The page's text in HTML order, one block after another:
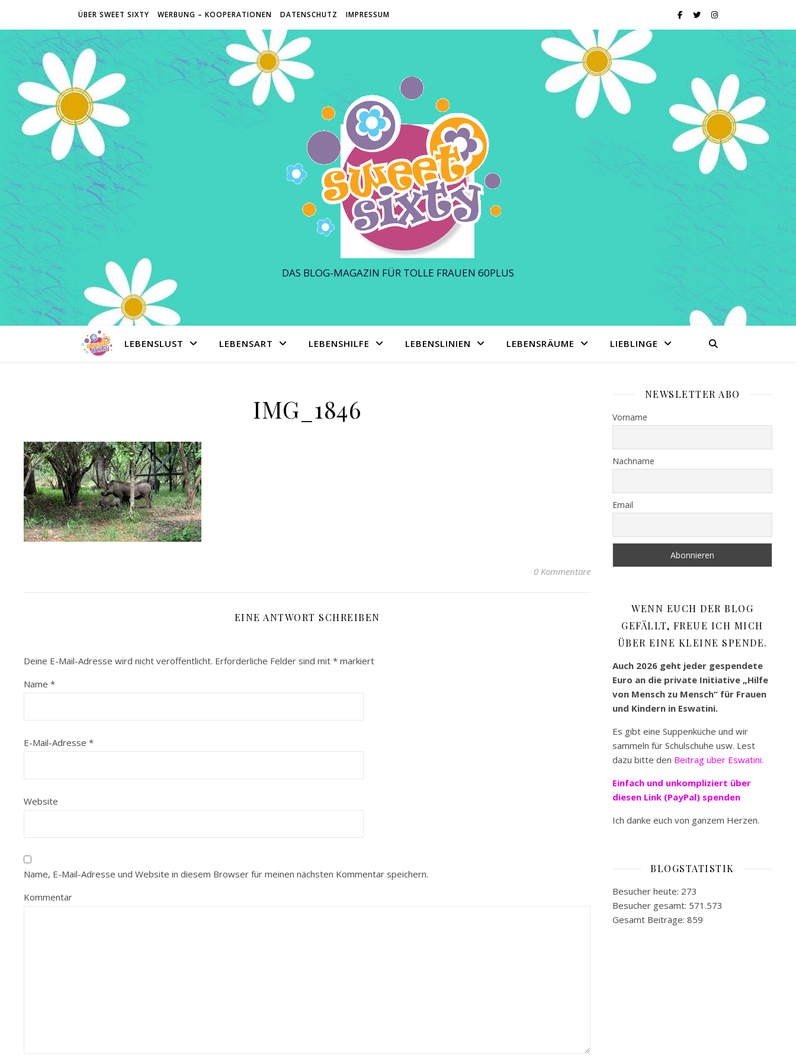
ÜBER SWEET SIXTY WERBUNG – KOOPERATIONEN DATENSCHUTZ IMPRESSUM
DAS BLOG-MAGAZIN FÜR TOLLE FRAUEN 60PLUS
LEBENSLUST LEBENSART LEBENSHILFE LEBENSLINIEN LEBENSRÄUME LIEBLINGE
IMG_1846
0 Kommentare
EINE ANTWORT SCHREIBEN
Deine E-Mail-Adresse wird nicht veröffentlicht. Erforderliche Felder sind mit * markiert
Name *
E-Mail-Adresse *
Website
Name, E-Mail-Adresse und Website in diesem Browser für meinen nächsten Kommentar speichern.
Kommentar
NEWSLETTER ABO
Vorname
Nachname
Email
WENN EUCH DER BLOG
GEFÄLLT, FREUE ICH MICH
ÜBER EINE KLEINE SPENDE.
Auch 2026 geht jeder gespendete
Euro an die private Initiative „Hilfe
von Mensch zu Mensch“ für Frauen
und Kindern in Eswatini.
Es gibt eine Suppenküche und wir
sammeln für Schulschuhe usw. Lest
dazu bitte den Beitrag über Eswatini.
Einfach und unkompliziert über
diesen Link (PayPal) spenden
Ich danke euch von ganzem Herzen.
BLOGSTATISTIK
Besucher heute: 273
Besucher gesamt: 571.573
Gesamt Beiträge: 859